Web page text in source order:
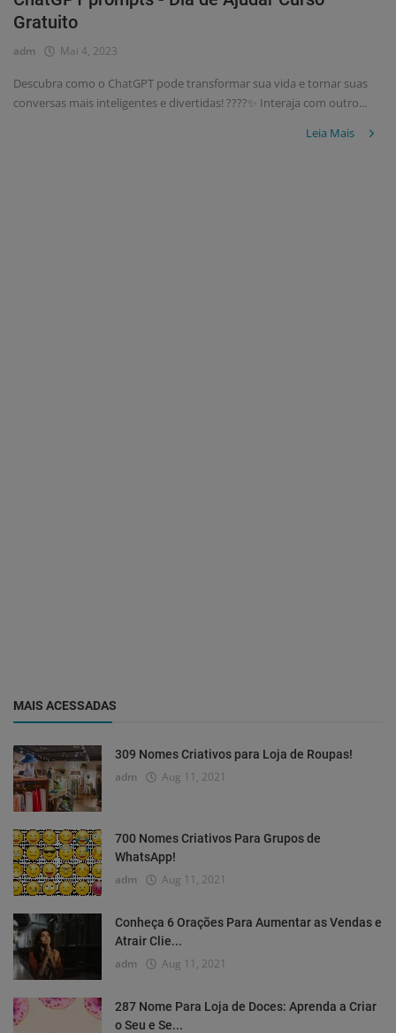
Gratuito
adm Mai 4, 2023
Descubra como o ChatGPT pode transformar sua vida e tornar suas
conversas mais inteligentes e divertidas! ????✨ Interaja com outro...
Leia Mais
MAIS ACESSADAS
309 Nomes Criativos para Loja de Roupas!
adm Aug 11, 2021
700 Nomes Criativos Para Grupos de
WhatsApp!
adm Aug 11, 2021
Conheça 6 Orações Para Aumentar as Vendas e
Atrair Clie...
adm Aug 11, 2021
287 Nome Para Loja de Doces: Aprenda a Criar
o Seu e Se...